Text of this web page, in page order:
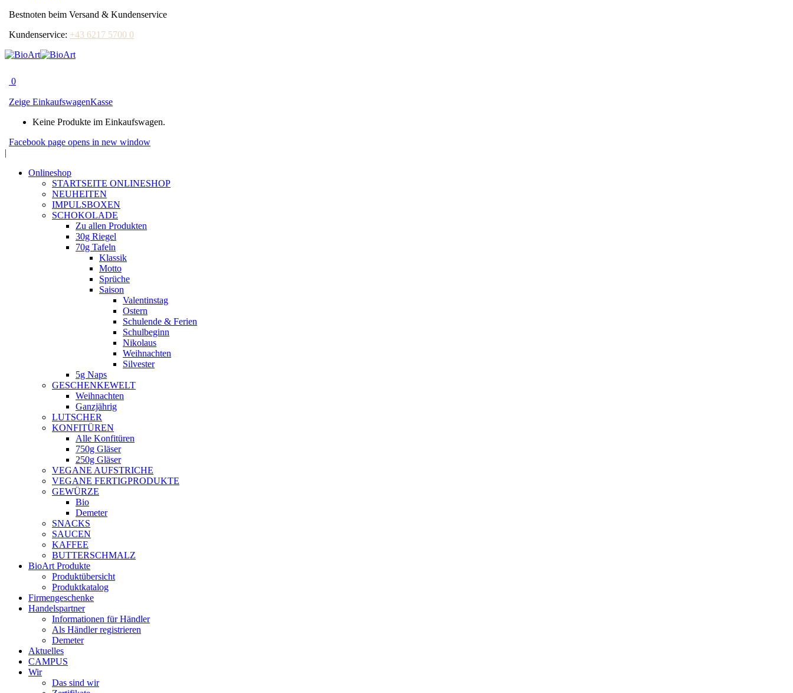
Bestnoten beim Versand & Kundenservice
Kundenservice: +43 6217 5700 0
0
Zeige EinkaufswagenKasse
Keine Produkte im Einkaufswagen.
Facebook page opens in new window
|
Onlineshop
STARTSEITE ONLINESHOP
NEUHEITEN
IMPULSBOXEN
SCHOKOLADE
Zu allen Produkten
30g Riegel
70g Tafeln
Klassik
Motto
Sprüche
Saison
Valentinstag
Ostern
Schulende & Ferien
Schulbeginn
Nikolaus
Weihnachten
Silvester
5g Naps
GESCHENKEWELT
Weihnachten
Ganzjährig
LUTSCHER
KONFITÜREN
Alle Konfitüren
750g Gläser
250g Gläser
VEGANE AUFSTRICHE
VEGANE FERTIGPRODUKTE
GEWÜRZE
Bio
Demeter
SNACKS
SAUCEN
KAFFEE
BUTTERSCHMALZ
BioArt Produkte
Produktübersicht
Produktkatalog
Firmengeschenke
Handelspartner
Informationen für Händler
Als Händler registrieren
Demeter
Aktuelles
CAMPUS
Wir
Das sind wir